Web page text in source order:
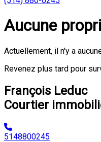
Aucune
Actuellement, il n'y a
Revenez plus tard pour
François Leduc
Courtier
5148800245